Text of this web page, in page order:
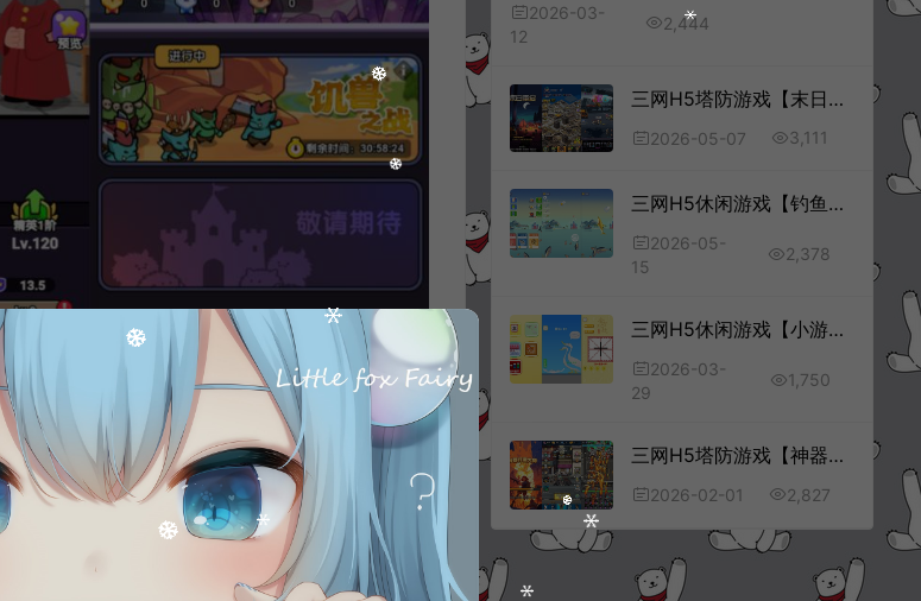
2026-03-
12
2,444
三网H5塔防游戏【末日重启H5】5月最新整理Linux手工服务端+Win一键服务端+解压即玩+简易安卓客户端+详细搭建教程
2026-05-07 3,111
三网H5休闲游戏【钓鱼模拟器H5】5月最新整理Linux手工服务端+Win一键服务端+解压即玩+简易安卓客户端+详细搭建教程
2026-05-
15
2,378
三网H5休闲游戏【小游戏集合H5】3月最新整理Linux手工服务端+Win一键服务端+解压即玩+简易安卓客户端+详细搭建教程
2026-03-
29
1,750
三网H5塔防游戏【神器打造大师H5】1月最新整理Linux手工服务端+Win一键服务端+解压即玩+简易安卓客户端+详细搭建教程
2026-02-01 2,827